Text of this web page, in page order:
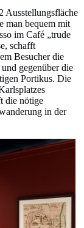
Ausstellungsfläche
man bequem mit
im Café „trude
schafft
Besucher die
gegenüber die
Portikus. Die
die nötige
in der